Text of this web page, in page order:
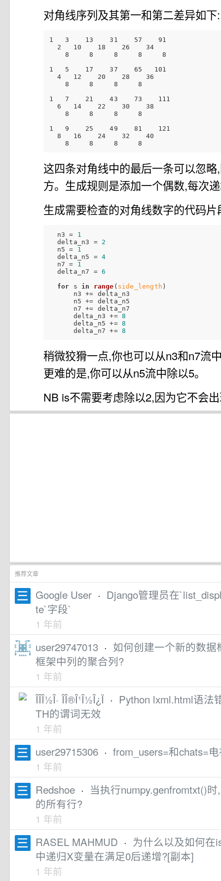
对角线序列及其第一和第二差异如下:
1   3    13    31    57    91
  2   10    18    26    34
    8     8     8     8     8
1   5    17    37    65   101
  4   12    20    28    36
    8     8     8     8
1   7    21    43    73    111
  6   14    22    30    38
    8     8     8     8
1   9    25    49    81    121
  8   16    24    32    40
这四条对角线中的最后一条可以忽
方。生成规则是添加一个偶数,每次
生成需要检查的对角线数字的代码片
  n3 =
1
  delta_n3 =
2
  n5 =
1
  delta_n5 =
4
  n7 =
1
  delta_n7 =
6
for s in range ( side_length )
      n3 +
= delta_n3
      n5 += delta_n5
      n7 += delta_n7
      delta_n3 +=
8
      delta_n5 +=
8
      delta_n7 +=
8
稍微狡猾一点,你也可以从n3和n7流
更难的是,你可以从n5流中除以5。
NB is不需要考虑除以2,因为它不会
推荐文章
Google User · Django管理员在
te`字段`
1 年前
user29747013 · 如何创建一个新的数
框架中列的聚合列?
1 年前
ÎÎ­Î½Î· ÎÎ®Î¹Î½Î¿Ï · Python lxml.html语法
TH的谓词无效
1 年前
user29715306 · from_users=和chats=
1 年前
Redshoe · 当执行numpy.genfromtxt()
的所有行?
1 年前
RASEL MAHMUD · 为什么以及如何在
中递归X变量在满足0后递增?[副本]
1 年前